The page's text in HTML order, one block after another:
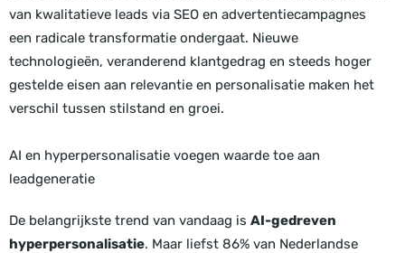
van kwalitatieve leads via SEO en advertentiecampagnes
een radicale transformatie ondergaat. Nieuwe
technologieën, veranderend klantgedrag en steeds hoger
gestelde eisen aan relevantie en personalisatie maken het
verschil tussen stilstand en groei.
AI en hyperpersonalisatie voegen waarde toe aan
leadgeneratie
De belangrijkste trend van vandaag is AI-gedreven
hyperpersonalisatie. Maar liefst 86% van Nederlandse